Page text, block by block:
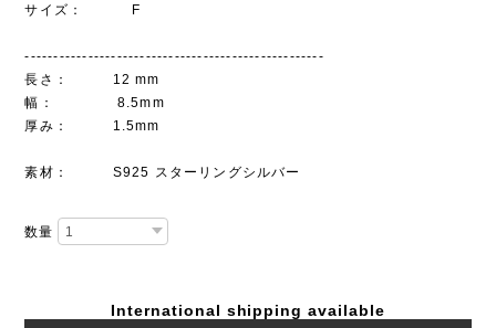
サイズ： F
----------------------------------------------------
長さ： 12 mm
幅： 8.5mm
厚み： 1.5mm
素材： S925 スターリングシルバー
数量
International shipping available